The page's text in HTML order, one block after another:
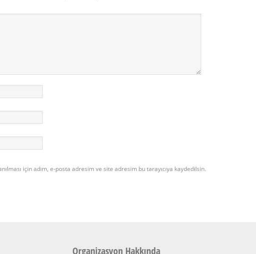
için adım, e-posta adresim ve site adresim bu tarayıcıya kaydedilsin.
Organizasyon Hakkında